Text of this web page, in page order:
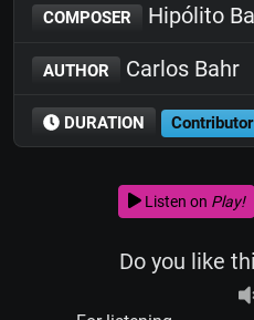
COMPOSER Hipólito
AUTHOR Carlos Bahr
DURATION
Listen on Play!
Do you like